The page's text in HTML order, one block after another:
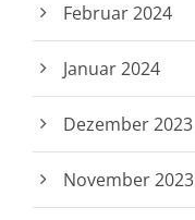
Februar 2024
Januar 2024
Dezember 2023
November 2023